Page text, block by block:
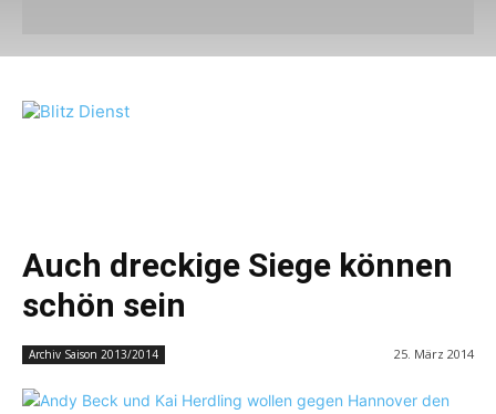
Auch dreckige Siege können
schön sein
Archiv Saison 2013/2014 25. März 2014